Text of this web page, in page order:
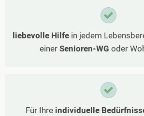
liebevolle Hilfe in jedem
einer Senioren-WG oder
Für Ihre individuelle